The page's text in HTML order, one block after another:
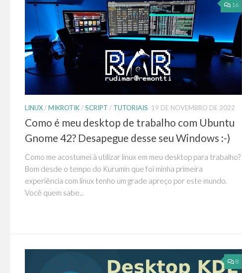
16
LINUX/MIKROTIK/SCRIPT / TUTORIAIS 19 DE NOVEMBRO DE 2022
Como é meu desktop de trabalho com Ubuntu
Gnome 42? Desapegue desse seu Windows :-)
Como me acostumei à utilizar linux em meu desktop para trabalho?
Bom desde o tempo do Kurumin que foi minha primeira
experiência com linux tenho um grade apreço por este mundo.
Você quem sabe...
8